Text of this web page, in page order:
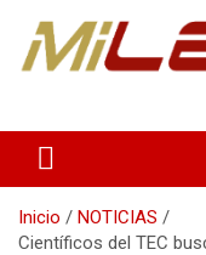
Inicio
NOTICIAS
Científicos del TEC